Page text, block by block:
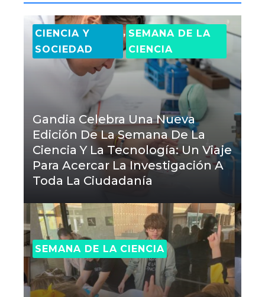
CIENCIA Y
SOCIEDAD
, SEMANA DE LA
CIENCIA
Gandia Celebra Una Nueva
Edición De La Semana De La
Ciencia Y La Tecnología: Un Viaje
Para Acercar La Investigación A
Toda La Ciudadanía
SEMANA DE LA CIENCIA